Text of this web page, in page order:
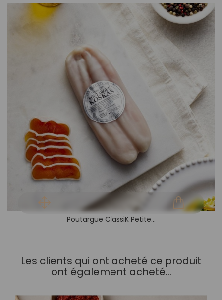
Poutargue ClassiK Petite...
Les clients qui ont acheté ce produit
ont également acheté...